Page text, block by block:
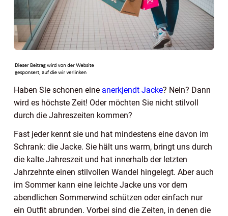
Haben Sie schonen eine anerkjendt Jacke? Nein? Dann
wird es höchste Zeit! Oder möchten Sie nicht stilvoll
durch die Jahreszeiten kommen?
Fast jeder kennt sie und hat mindestens eine davon im
Schrank: die Jacke. Sie hält uns warm, bringt uns durch
die kalte Jahreszeit und hat innerhalb der letzten
Jahrzehnte einen stilvollen Wandel hingelegt. Aber auch
im Sommer kann eine leichte Jacke uns vor dem
abendlichen Sommerwind schützen oder einfach nur
ein Outfit abrunden. Vorbei sind die Zeiten, in denen die